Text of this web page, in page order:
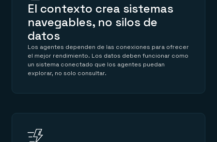
El contexto crea sistemas
navegables, no silos de
datos
Los agentes dependen de las conexiones para ofrecer
el mejor rendimiento. Los datos deben funcionar como
un sistema conectado que los agentes puedan
explorar, no solo consultar.